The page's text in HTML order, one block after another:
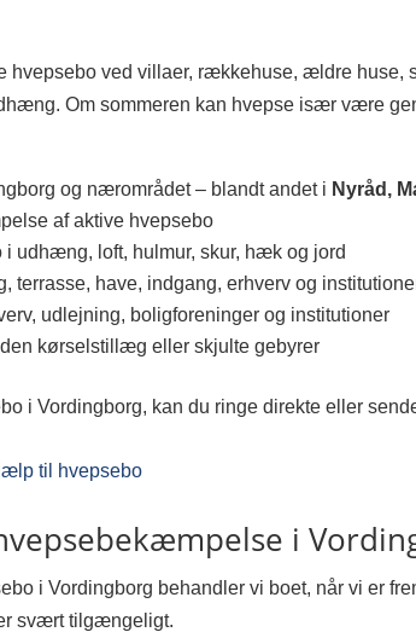
hvepsebo ved villaer, rækkehuse, ældre
Om sommeren kan hvepse især være
og nærområdet – blandt andet i Nyråd,
af aktive hvepsebo
udhæng, loft, hulmur, skur, hæk og jord
terrasse, have, indgang, erhverv og
udlejning, boligforeninger og institutioner
kørselstillæg eller skjulte gebyrer
i Vordingborg, kan du ringe direkte eller
til hvepsebo
i
i Vordingborg behandler vi boet, når vi er
svært tilgængeligt.